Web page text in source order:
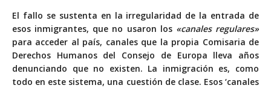
El fallo se sustenta en la irregularidad de la entrada de
esos inmigrantes, que no usaron los «canales regulares»
para acceder al país, canales que la propia Comisaria de
Derechos Humanos del Consejo de Europa lleva años
denunciando que no existen. La inmigración es, como
todo en este sistema, una cuestión de clase. Esos ‘canales